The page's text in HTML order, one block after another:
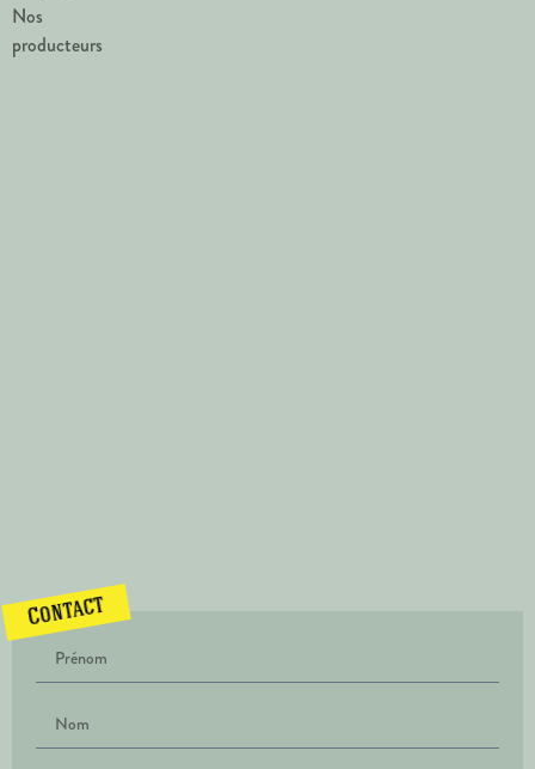
Nos
producteurs
Contact